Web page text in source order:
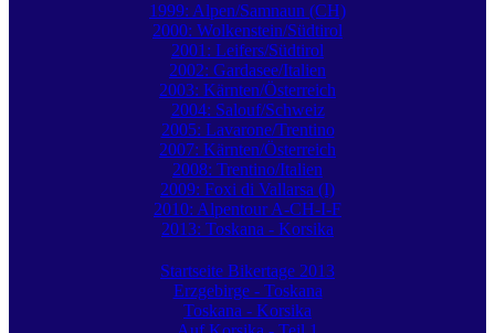
1999: Alpen/Samnaun (CH)
2000: Wolkenstein/Südtirol
2001: Leifers/Südtirol
2002: Gardasee/Italien
2003: Kärnten/Österreich
2004: Salouf/Schweiz
2005: Lavarone/Trentino
2007: Kärnten/Österreich
2008: Trentino/Italien
2009: Foxi di Vallarsa (I)
2010: Alpentour A-CH-I-F
2013: Toskana - Korsika
Startseite Bikertage 2013
Erzgebirge - Toskana
Toskana - Korsika